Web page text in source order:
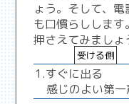
ょう。そして、
も口慣らししま
押さえてみましょ
受ける側
1.すぐに出る
感じのよい第一